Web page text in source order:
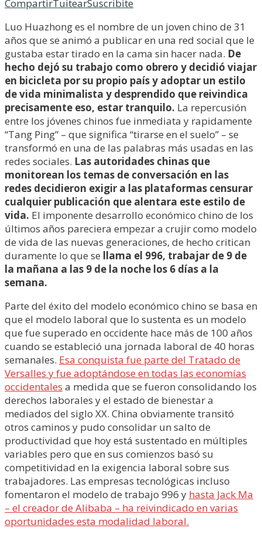
CompartirTuitearSuscribite
Luo Huazhong es el nombre de un joven chino de 31
años que se animó a publicar en una red social que le
gustaba estar tirado en la cama sin hacer nada. De
hecho dejó su trabajo como obrero y decidió viajar
en bicicleta por su propio país y adoptar un estilo
de vida minimalista y desprendido que reivindica
precisamente eso, estar tranquilo. La repercusión
entre los jóvenes chinos fue inmediata y rapidamente
“Tang Ping” – que significa “tirarse en el suelo” – se
transformó en una de las palabras más usadas en las
redes sociales. Las autoridades chinas que
monitorean los temas de conversación en las
redes decidieron exigir a las plataformas censurar
cualquier publicación que alentara este estilo de
vida. El imponente desarrollo económico chino de los
últimos años pareciera empezar a crujir como modelo
de vida de las nuevas generaciones, de hecho critican
duramente lo que se llama el 996, trabajar de 9 de
la mañana a las 9 de la noche los 6 días a la
semana.
Parte del éxito del modelo económico chino se basa en
que el modelo laboral que lo sustenta es un modelo
que fue superado en occidente hace más de 100 años
cuando se estableció una jornada laboral de 40 horas
semanales. Esa conquista fue parte del Tratado de
Versalles y fue adoptándose en todas las economías
occidentales a medida que se fueron consolidando los
derechos laborales y el estado de bienestar a
mediados del siglo XX. China obviamente transitó
otros caminos y pudo consolidar un salto de
productividad que hoy está sustentado en múltiples
variables pero que en sus comienzos basó su
competitividad en la exigencia laboral sobre sus
trabajadores. Las empresas tecnológicas incluso
fomentaron el modelo de trabajo 996 y hasta Jack Ma
– el creador de Alibaba – ha reivindicado en varias
oportunidades esta modalidad laboral.